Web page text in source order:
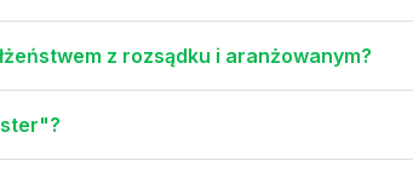
z rozsądku i aranżowanym?